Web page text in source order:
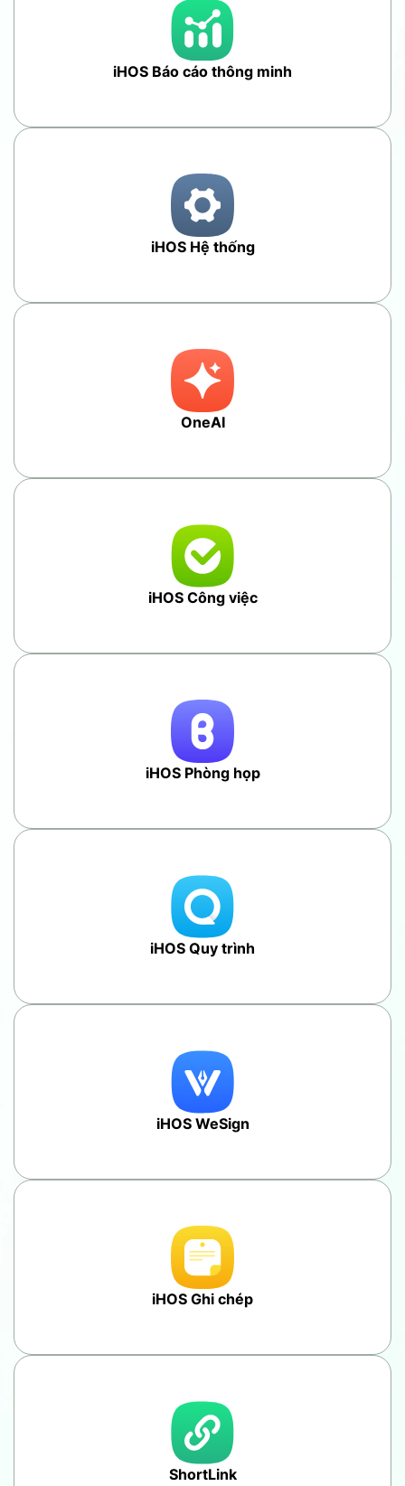
iHOS Báo cáo thông minh
iHOS Hệ thống
OneAI
iHOS Công việc
iHOS Phòng họp
iHOS Quy trình
iHOS WeSign
iHOS Ghi chép
ShortLink